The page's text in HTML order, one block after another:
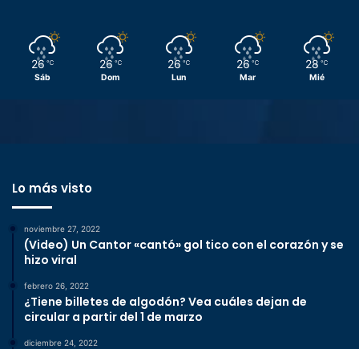
26 ℃
Sáb
26 ℃
Dom
26 ℃
Lun
26 ℃
Mar
28 ℃
Mié
Lo más visto
noviembre 27, 2022
(Video) Un Cantor «cantó» gol tico con el corazón y se
hizo viral
febrero 26, 2022
¿Tiene billetes de algodón? Vea cuáles dejan de
circular a partir del 1 de marzo
diciembre 24, 2022